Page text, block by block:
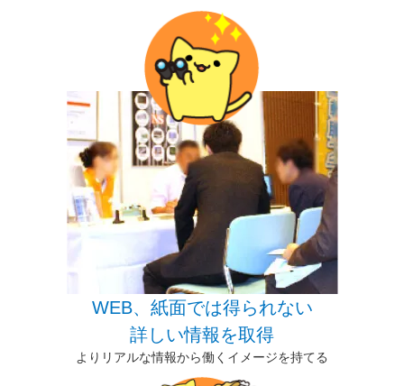
WEB、紙面では得られない
詳しい情報を取得
よりリアルな情報から働くイメージを持てる